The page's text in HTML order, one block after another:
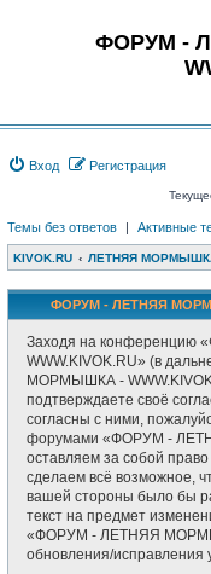
ФОРУМ -
Вход Регистрация
Темы без ответов | Активные
KIVOK.RU ЛЕТНЯЯ
ФОРУМ - ЛЕТНЯЯ
Заходя на
WWW.KIVOK.RU» (в
МОРМЫШКА -
подтверждаете своё
согласны с ними,
форумами «ФОРУМ -
оставляем за собой
сделаем всё возможное,
вашей стороны было бы
текст на предмет
«ФОРУМ - ЛЕТНЯЯ
обновления/исправления